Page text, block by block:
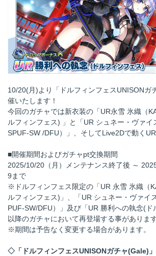
10/20(月)より「ドルフィンフェスUNISONガ
催いたします！
今回のガチャでは新衣装の「UR永雪 氷織（
ルフィンフェス) 」と「UR シュネー・ヴァイ
SPUF-SW /DFU）」、そしてLive2Dで動く
■開催期間およびガチャpt交換期間
2025/10/20（月）メンテナンス終了後 ～
9まで
※ドルフィンフェス限定の「UR 永雪 氷織（
ルフィンフェス)」、「UR シュネー・ヴァイ
PUF-SW/DFU）」及び「UR 勝利への執念(ド
以降のガチャにおいて再登場する事があります
※期間は予告なく変更する場合があります。
◇「ドルフィンフェスUNISONガチャ(Gale)」